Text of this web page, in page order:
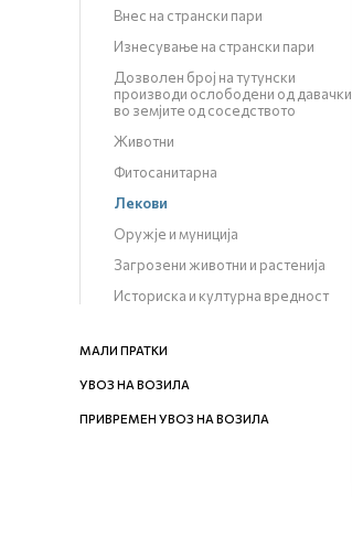
Внес на странски пари
Изнесување на странски пари
Дозволен број на тутунски
производи ослободени од давачки
во земјите од соседството
Животни
Фитосанитарна
Лекови
Оружје и муниција
Загрозени животни и растенија
Историска и културна вредност
МАЛИ ПРАТКИ
УВОЗ НА ВОЗИЛА
ПРИВРЕМЕН УВОЗ НА ВОЗИЛА